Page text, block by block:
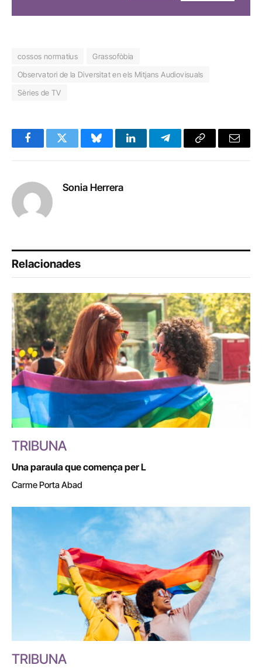
cossos normatius
Grassofòbia
Observatori de la Diversitat en els Mitjans Audiovisuals
Sèries de TV
FacebookTwitter BlueskyLinkedInTelegramCopy
Email
Sonia Herrera
Relacionades
TRIBUNA
Una paraula que comença per L
Carme Porta Abad
TRIBUNA